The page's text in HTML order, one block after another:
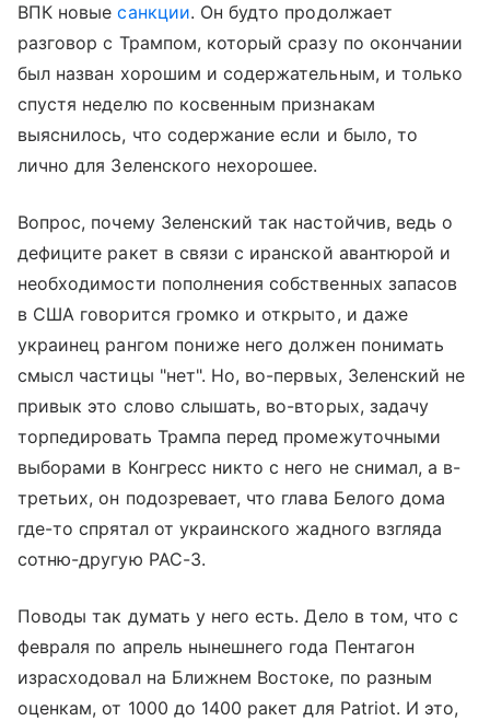
ВПК новыесанкции. Он будто продолжает
разговор с Трампом, который сразу по окончании
был назван хорошим и содержательным, и только
спустя неделю по косвенным признакам
выяснилось, что содержание если и было, то
лично для Зеленского нехорошее.
Вопрос, почему Зеленский так настойчив, ведь о
дефиците ракет в связи с иранской авантюрой и
необходимости пополнения собственных запасов
в США говорится громко и открыто, и даже
украинец рангом пониже него должен понимать
смысл частицы "нет". Но, во-первых, Зеленский не
привык это слово слышать, во-вторых, задачу
торпедировать Трампа перед промежуточными
выборами в Конгресс никто с него не снимал, а в-
третьих, он подозревает, что глава Белого дома
где-то спрятал от украинского жадного взгляда
сотню-другую PAC-3.
Поводы так думать у него есть. Дело в том, что с
февраля по апрель нынешнего года Пентагон
израсходовал на Ближнем Востоке, по разным
оценкам, от 1000 до 1400 ракет для Patriot. И это,